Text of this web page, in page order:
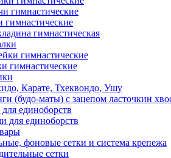
гимнастические
гимнастические
гимнастическая
гимнастические
гимнастические
Карате, Тхеквондо, Ушу
(будо-маты) с зацепом ласточкин
единоборств
для единоборств
фоновые сетки и система крепежа
сетки